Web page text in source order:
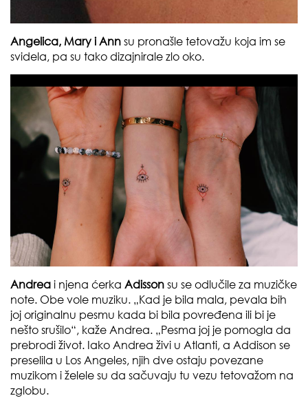
Angelica, Mary i Ann su pronašle tetovažu koja im se
svidela, pa su tako dizajnirale zlo oko.
Andrea i njena ćerka Adisson su se odlučile za muzičke
note. Obe vole muziku. „Kad je bila mala, pevala bih
joj originalnu pesmu kada bi bila povređena ili bi je
nešto srušilo“, kaže Andrea. „Pesma joj je pomogla da
prebrodi život. Iako Andrea živi u Atlanti, a Addison se
preselila u Los Angeles, njih dve ostaju povezane
muzikom i želele su da sačuvaju tu vezu tetovažom na
zglobu.